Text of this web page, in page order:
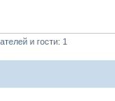
и гости: 1